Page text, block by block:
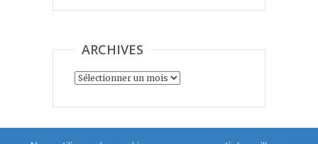
ARCHIVES
Archives